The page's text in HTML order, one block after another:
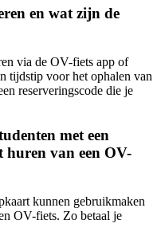
en wat zijn de
via de OV-fiets app of
tijdstip voor het ophalen van
reserveringscode die je
met een
van een OV-
kunnen gebruikmaken
OV-fiets. Zo betaal je